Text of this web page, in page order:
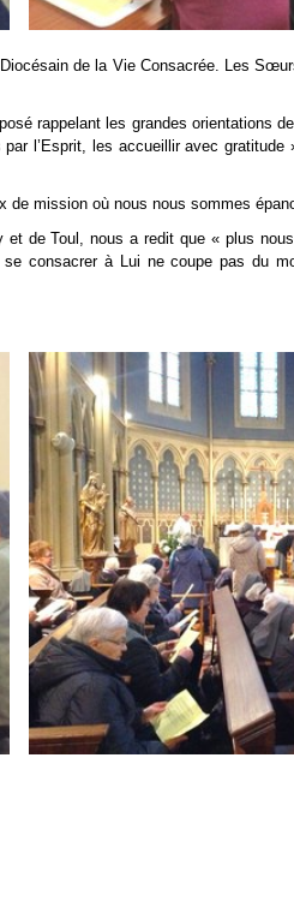
de la Vie Consacrée. Les
rappelant les grandes orientations
l’Esprit, les accueillir avec
de mission où nous nous sommes
de Toul, nous a redit que « plus
consacrer à Lui ne coupe pas du